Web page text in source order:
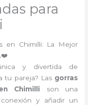
para
en Chimilli: La Mejor
y divertida de
tu pareja? Las gorras
Chimilli son una
y añadir un